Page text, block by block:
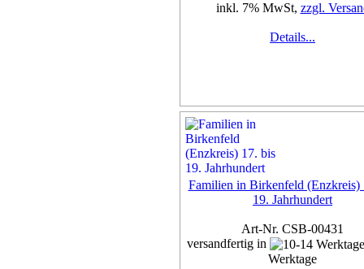
inkl. 7% MwSt, zzgl.
Details...
Familien in Birkenfeld (Enzkreis)
19. Jahrhundert
Art-Nr. CSB-00431
versandfertig in
Werktage